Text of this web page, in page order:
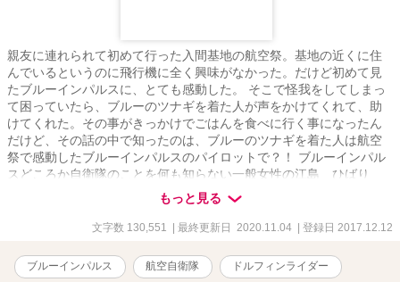
親友に連れられて初めて行った入間基地の航空祭。基地の近くに住
んでいるというのに飛行機に全く興味がなかった。だけど初めて見
たブルーインパルスに、とても感動した。 そこで怪我をしてしまっ
て困っていたら、ブルーのツナギを着た人が声をかけてくれて、助
けてくれた。その事がきっかけでごはんを食べに行く事になったん
だけど、その話の中で知ったのは、ブルーのツナギを着た人は航空
祭で感動したブルーインパルスのパイロットで？！ ブルーインパル
スどころか自衛隊のことを何も知らない一般女性の江島 ひばり
と、ブルーインパルスの四番機パイロットである藤田 章吾の物
語。 ★短編であげた『私の彼は○○です』内の『私の彼は、空飛ぶイ
ルカに乗っている』の連載版です。一部設定を変えましたが、内容
はヒーロー視点です。 ★サブタイトルの前に『☆』が付いている話
は最初がヒロイン、途中でヒーロー視点となります。 ★このお話は
もっと見る
文字数 130,551 | 最終更新日 2020.11.04 | 登録日 2017.12.12
ブルーインパルス 航空自衛隊 ドルフィンライダー